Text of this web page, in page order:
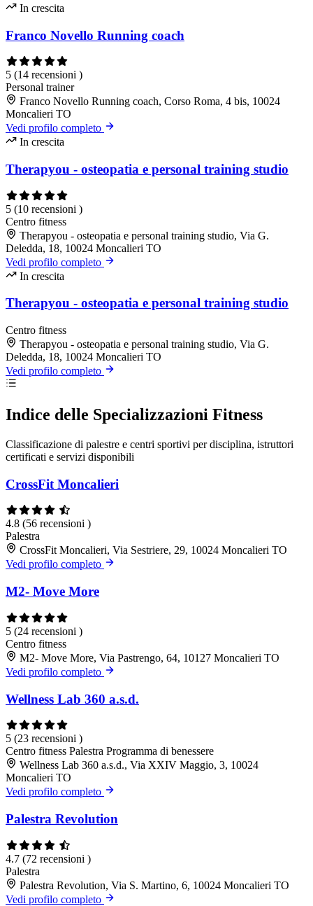
In crescita
Franco Novello Running coach
5 (14 recensioni )
Personal trainer
Franco Novello Running coach, Corso Roma, 4 bis, 10024
Moncalieri TO
Vedi profilo completo
In crescita
Therapyou - osteopatia e personal training studio
5 (10 recensioni )
Centro fitness
Therapyou - osteopatia e personal training studio, Via G.
Deledda, 18, 10024 Moncalieri TO
Vedi profilo completo
In crescita
Therapyou - osteopatia e personal training studio
Centro fitness
Therapyou - osteopatia e personal training studio, Via G.
Deledda, 18, 10024 Moncalieri TO
Vedi profilo completo
Indice delle Specializzazioni Fitness
Classificazione di palestre e centri sportivi per disciplina, istruttori
certificati e servizi disponibili
CrossFit Moncalieri
4.8 (56 recensioni )
Palestra
CrossFit Moncalieri, Via Sestriere, 29, 10024 Moncalieri TO
Vedi profilo completo
M2- Move More
5 (24 recensioni )
Centro fitness
M2- Move More, Via Pastrengo, 64, 10127 Moncalieri TO
Vedi profilo completo
Wellness Lab 360 a.s.d.
5 (23 recensioni )
Centro fitness Palestra Programma di benessere
Wellness Lab 360 a.s.d., Via XXIV Maggio, 3, 10024
Moncalieri TO
Vedi profilo completo
Palestra Revolution
4.7 (72 recensioni )
Palestra
Palestra Revolution, Via S. Martino, 6, 10024 Moncalieri TO
Vedi profilo completo